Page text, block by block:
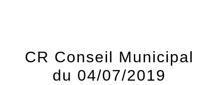
CR Conseil Municipal
du 04/07/2019